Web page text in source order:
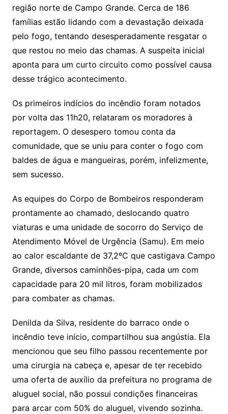
região norte de Campo Grande. Cerca de 186
famílias estão lidando com a devastação deixada
pelo fogo, tentando desesperadamente resgatar o
que restou no meio das chamas. A suspeita inicial
aponta para um curto circuito como possível causa
desse trágico acontecimento.
Os primeiros indícios do incêndio foram notados
por volta das 11h20, relataram os moradores à
reportagem. O desespero tomou conta da
comunidade, que se uniu para conter o fogo com
baldes de água e mangueiras, porém, infelizmente,
sem sucesso.
As equipes do Corpo de Bombeiros responderam
prontamente ao chamado, deslocando quatro
viaturas e uma unidade de socorro do Serviço de
Atendimento Móvel de Urgência (Samu). Em meio
ao calor escaldante de 37,2ºC que castigava Campo
Grande, diversos caminhões-pipa, cada um com
capacidade para 20 mil litros, foram mobilizados
para combater as chamas.
Denilda da Silva, residente do barraco onde o
incêndio teve início, compartilhou sua angústia. Ela
mencionou que seu filho passou recentemente por
uma cirurgia na cabeça e, apesar de ter recebido
uma oferta de auxílio da prefeitura no programa de
aluguel social, não possui condições financeiras
para arcar com 50% do aluguel, vivendo sozinha.